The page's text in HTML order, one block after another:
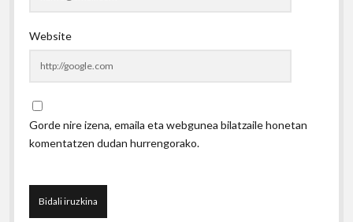
Website
Gorde nire izena, emaila eta webgunea bilatzaile honetan
komentatzen dudan hurrengorako.